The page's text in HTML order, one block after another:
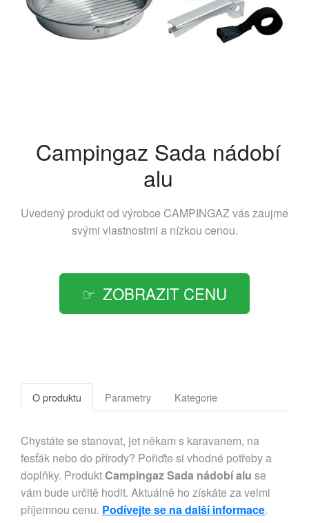
Campingaz Sada nádobí
alu
Uvedený produkt od výrobce CAMPINGAZvás zaujme
svými vlastnostmi a nízkou cenou.
ZOBRAZIT CENU
O produktu Parametry Kategorie
Chystáte se stanovat, jet někam s karavanem, na
fesťák nebo do přírody? Pořiďte si vhodné potřeby a
doplňky. ProduktCampingaz Sada nádobí alu se
vám bude určitě hodit. Aktuálně ho získáte za velmi
příjemnou cenu. Podívejte se na další informace.